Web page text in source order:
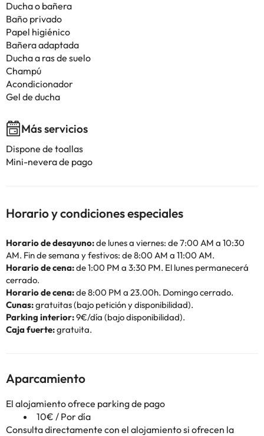
Ducha o bañera
Baño privado
Papel higiénico
Bañera adaptada
Ducha a ras de suelo
Champú
Acondicionador
Gel de ducha
Más servicios
Dispone de toallas
Mini-nevera de pago
Horario y condiciones especiales
Horario de desayuno:de lunes a viernes: de 7:00 AM a 10:30
AM. Fin de semana y festivos: de 8:00 AM a 11:00 AM.
Horario de cena:de 1:00 PM a 3:30 PM. El lunes permanecerá
cerrado.
Horario de cena:de 8:00 PM a 23.00h. Domingo cerrado.
Cunas:gratuitas (bajo petición y disponibilidad).
Parking interior:9€/día (bajo disponibilidad).
Caja fuerte:gratuita.
Aparcamiento
El alojamiento ofrece parking de pago
10€ / Por día
Consulta directamente con el alojamiento si ofrecen la